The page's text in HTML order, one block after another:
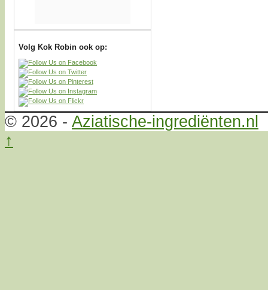
Volg Kok Robin ook op:
© 2026 - Aziatische-ingrediënten.nl
↑